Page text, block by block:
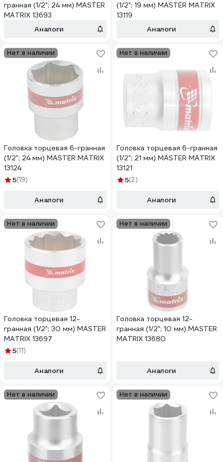
гранная (1/2"; 24 мм) MASTER
MATRIX 13693
Аналоги
(1/2"; 19 мм) MASTER MATRIX
13119
Аналоги
Нет в наличии
Головка торцевая 6-гранная
(1/2"; 24 мм) MASTER MATRIX
13124
5(19)
Аналоги
Нет в наличии
Головка торцевая 6-гранная
(1/2"; 21 мм) MASTER MATRIX
13121
5(2)
Аналоги
Нет в наличии
Головка торцевая 12-
гранная (1/2"; 30 мм) MASTER
MATRIX 13697
5(11)
Аналоги
Нет в наличии
Головка торцевая 12-
гранная (1/2"; 10 мм) MASTER
MATRIX 13680
Аналоги
Нет в наличии Нет в наличии